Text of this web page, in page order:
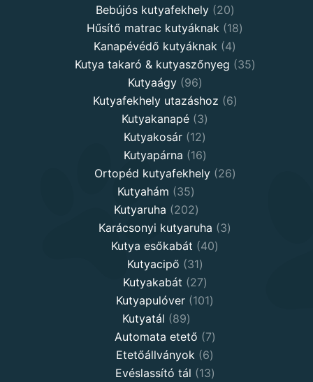
products
Bebújós kutyafekhely 2020
products
Hűsítő matrac kutyáknak 1818
Kanapévédő kutyáknak 44
products
Kutya takaró & kutyaszőnyeg 3535
Kutyaágy 9696
products
Kutyafekhely utazáshoz 66
Kutyakanapé 33
products
Kutyakosár 1212
products
Kutyapárna 1616
products
Ortopéd kutyafekhely 2626
Kutyahám 3535
products
Kutyaruha 202202
products
Karácsonyi kutyaruha 33
Kutya esőkabát 4040
Kutyacipő 3131
products
Kutyakabát 2727
products
Kutyapulóver 101101
Kutyatál 8989
products
Automata etető 77
products
Etetőállványok 66
products
Evéslassító tál 1313